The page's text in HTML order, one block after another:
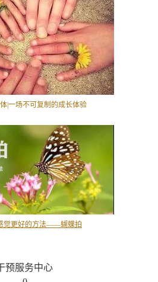
|一场不可复制的成长体验
觉更好的方法——蝴蝶拍
预服务中心